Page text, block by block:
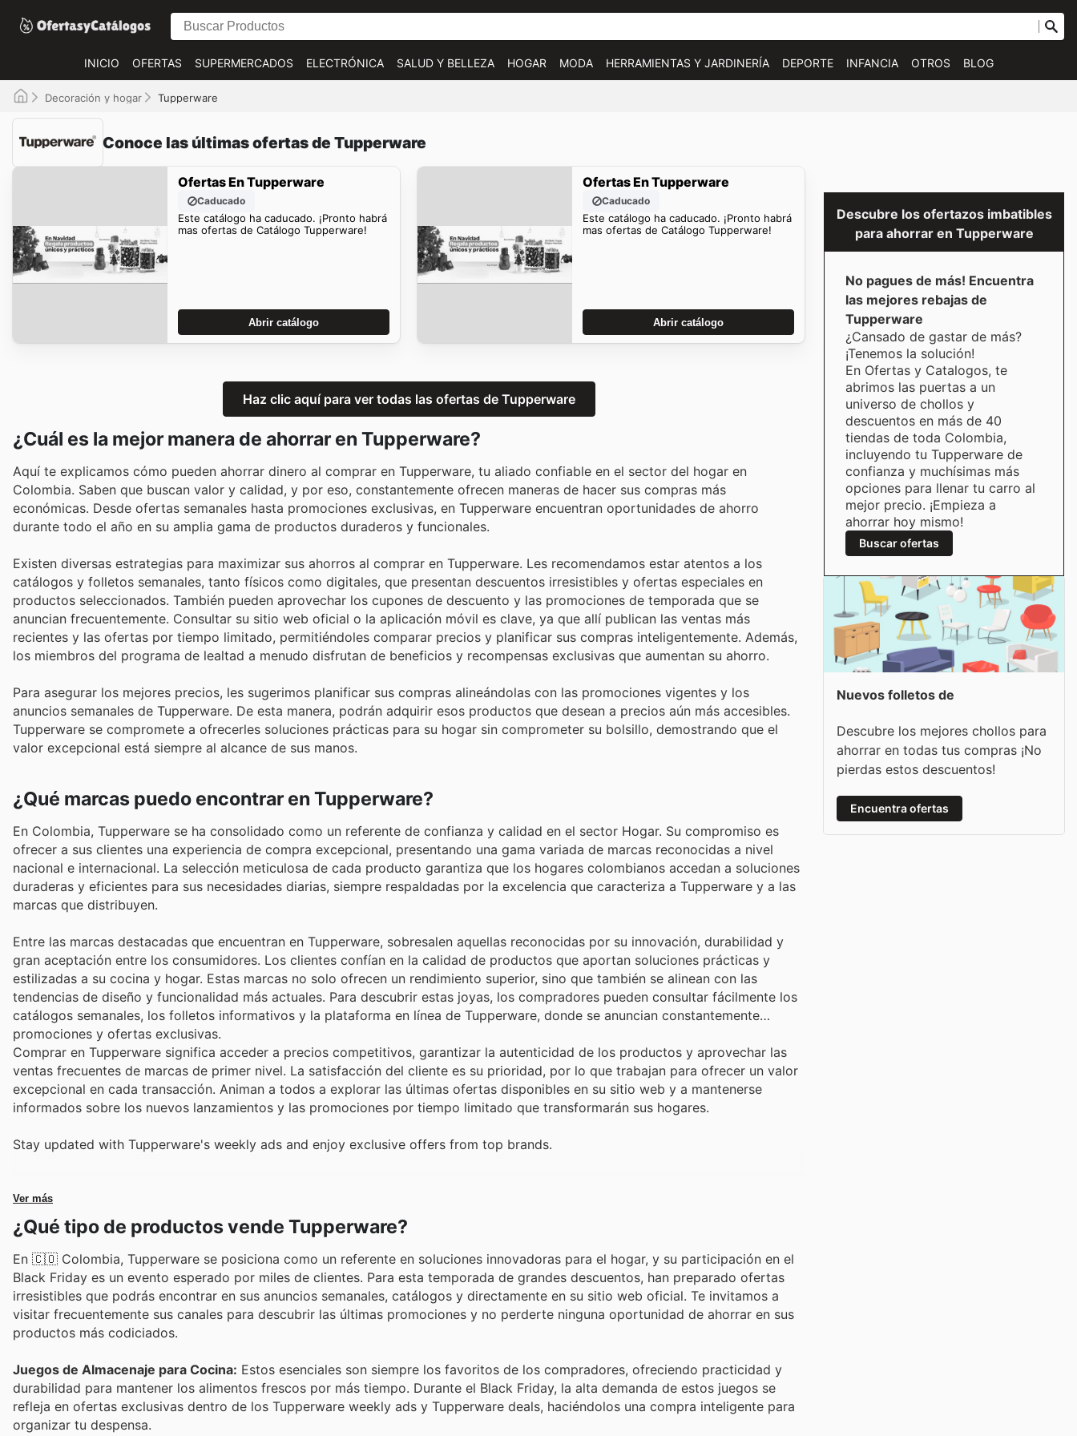
INICIO OFERTAS SUPERMERCADOS ELECTRÓNICA SALUD Y BELLEZA HOGAR MODA HERRAMIENTAS Y JARDINERÍA DEPORTE INFANCIA OTROS BLOG
Decoración y hogar Tupperware
Conoce las últimas ofertas de Tupperware
Ofertas En Tupperware
Caducado
Este catálogo ha caducado. ¡Pronto habrá
mas ofertas de Catálogo Tupperware!
Abrir catálogo
Ofertas En Tupperware
Caducado
Este catálogo ha caducado. ¡Pronto habrá
mas ofertas de Catálogo Tupperware!
Abrir catálogo
Haz clic aquí para ver todas las ofertas de Tupperware
¿Cuál es la mejor manera de ahorrar en Tupperware?
Aquí te explicamos cómo pueden ahorrar dinero al comprar en Tupperware, tu aliado confiable en el sector del hogar en
Colombia. Saben que buscan valor y calidad, y por eso, constantemente ofrecen maneras de hacer sus compras más
económicas. Desde ofertas semanales hasta promociones exclusivas, en Tupperware encuentran oportunidades de ahorro
durante todo el año en su amplia gama de productos duraderos y funcionales.
Existen diversas estrategias para maximizar sus ahorros al comprar en Tupperware. Les recomendamos estar atentos a los
catálogos y folletos semanales, tanto físicos como digitales, que presentan descuentos irresistibles y ofertas especiales en
productos seleccionados. También pueden aprovechar los cupones de descuento y las promociones de temporada que se
anuncian frecuentemente. Consultar su sitio web oficial o la aplicación móvil es clave, ya que allí publican las ventas más
recientes y las ofertas por tiempo limitado, permitiéndoles comparar precios y planificar sus compras inteligentemente. Además,
los miembros del programa de lealtad a menudo disfrutan de beneficios y recompensas exclusivas que aumentan su ahorro.
Para asegurar los mejores precios, les sugerimos planificar sus compras alineándolas con las promociones vigentes y los
anuncios semanales de Tupperware. De esta manera, podrán adquirir esos productos que desean a precios aún más accesibles.
Tupperware se compromete a ofrecerles soluciones prácticas para su hogar sin comprometer su bolsillo, demostrando que el
valor excepcional está siempre al alcance de sus manos.
¿Qué marcas puedo encontrar en Tupperware?
En Colombia, Tupperware se ha consolidado como un referente de confianza y calidad en el sector Hogar. Su compromiso es
ofrecer a sus clientes una experiencia de compra excepcional, presentando una gama variada de marcas reconocidas a nivel
nacional e internacional. La selección meticulosa de cada producto garantiza que los hogares colombianos accedan a soluciones
duraderas y eficientes para sus necesidades diarias, siempre respaldadas por la excelencia que caracteriza a Tupperware y a las
marcas que distribuyen.
Entre las marcas destacadas que encuentran en Tupperware, sobresalen aquellas reconocidas por su innovación, durabilidad y
gran aceptación entre los consumidores. Los clientes confían en la calidad de productos que aportan soluciones prácticas y
estilizadas a su cocina y hogar. Estas marcas no solo ofrecen un rendimiento superior, sino que también se alinean con las
tendencias de diseño y funcionalidad más actuales. Para descubrir estas joyas, los compradores pueden consultar fácilmente los
catálogos semanales, los folletos informativos y la plataforma en línea de Tupperware, donde se anuncian constantemente
promociones y ofertas exclusivas.
Comprar en Tupperware significa acceder a precios competitivos, garantizar la autenticidad de los productos y aprovechar las
ventas frecuentes de marcas de primer nivel. La satisfacción del cliente es su prioridad, por lo que trabajan para ofrecer un valor
excepcional en cada transacción. Animan a todos a explorar las últimas ofertas disponibles en su sitio web y a mantenerse
informados sobre los nuevos lanzamientos y las promociones por tiempo limitado que transformarán sus hogares.
Stay updated with Tupperware's weekly ads and enjoy exclusive offers from top brands.
Ver más
¿Qué tipo de productos vende Tupperware?
En 🇨🇴 Colombia, Tupperware se posiciona como un referente en soluciones innovadoras para el hogar, y su participación en el
Black Friday es un evento esperado por miles de clientes. Para esta temporada de grandes descuentos, han preparado ofertas
irresistibles que podrás encontrar en sus anuncios semanales, catálogos y directamente en su sitio web oficial. Te invitamos a
visitar frecuentemente sus canales para descubrir las últimas promociones y no perderte ninguna oportunidad de ahorrar en sus
productos más codiciados.
Juegos de Almacenaje para Cocina: Estos esenciales son siempre los favoritos de los compradores, ofreciendo practicidad y
durabilidad para mantener los alimentos frescos por más tiempo. Durante el Black Friday, la alta demanda de estos juegos se
refleja en ofertas exclusivas dentro de los Tupperware weekly ads y Tupperware deals, haciéndolos una compra inteligente para
organizar tu despensa.
Descubre los ofertazos imbatibles
para ahorrar en Tupperware
No pagues de más! Encuentra
las mejores rebajas de
Tupperware
¿Cansado de gastar de más?
¡Tenemos la solución!
En Ofertas y Catalogos, te
abrimos las puertas a un
universo de chollos y
descuentos en más de 40
tiendas de toda Colombia,
incluyendo tu Tupperware de
confianza y muchísimas más
opciones para llenar tu carro al
mejor precio. ¡Empieza a
ahorrar hoy mismo!
Buscar ofertas
Nuevos folletos de
Descubre los mejores chollos para
ahorrar en todas tus compras ¡No
pierdas estos descuentos!
Encuentra ofertas